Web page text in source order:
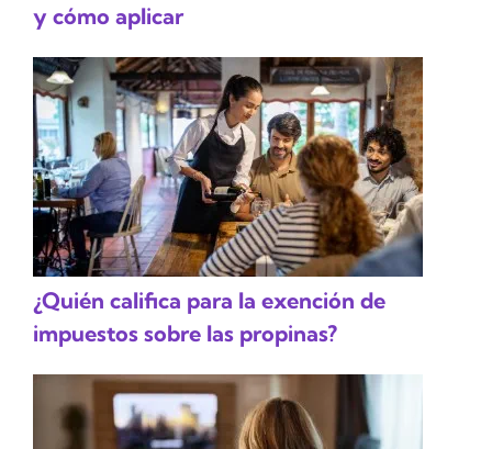
y cómo aplicar
¿Quién califica para la exención de
impuestos sobre las propinas?